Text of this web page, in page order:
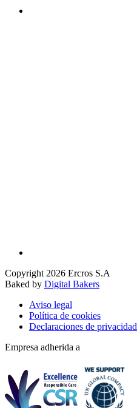
Copyright 2026 Ercros S.A
Baked by Digital Bakers
Aviso legal
Política de cookies
Declaraciones de privacidad
Empresa adherida a